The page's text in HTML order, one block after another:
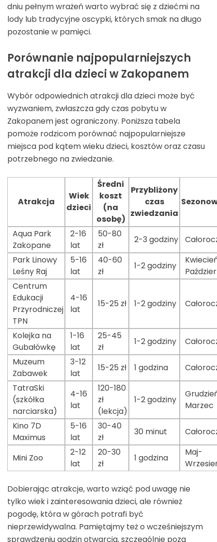
dniu pełnym wrażeń warto wybrać się z dziećmi na
lody lub tradycyjne oscypki, których smak na długo
pozostanie w pamięci.
Porównanie najpopularniejszych
atrakcji dla dzieci w Zakopanem
Wybór odpowiednich atrakcji dla dzieci może być
wyzwaniem, zwłaszcza gdy czas pobytu w
Zakopanem jest ograniczony. Poniższa tabela
pomoże rodzicom porównać najpopularniejsze
miejsca pod kątem wieku dzieci, kosztów oraz czasu
potrzebnego na zwiedzanie.
Atrakcja
Wiek
dzieci
Średni
koszt
(na
osobę)
Przybliżony
czas
zwiedzania
Aqua Park
Zakopane
2-16
lat
50-80
zł
2-3 godziny
Park Linowy
Leśny Raj
5-16
lat
40-60
zł
1-2 godziny
Centrum
Edukacji
Przyrodniczej
TPN
4-16
lat
15-25 zł 1-2 godziny
Kolejka na
Gubałówkę
1-16
lat
25-45
zł
1-2 godziny
Muzeum
Zabawek
3-12
lat
15-25 zł 1 godzina
TatraSki
(szkółka
narciarska)
4-16
lat
120-180
zł
(lekcja)
1-2 godziny
Marzec
Kino 7D
Maximus
5-16
lat
30-40
zł
30 minut
Mini Zoo
2-12
lat
20-30
zł
1 godzina
Maj-
Dobierając atrakcje, warto wziąć pod uwagę nie
tylko wiek i zainteresowania dzieci, ale również
pogodę, która w górach potrafi być
nieprzewidywalna. Pamiętajmy też o wcześniejszym
sprawdzeniu godzin otwarcia, szczególnie poza